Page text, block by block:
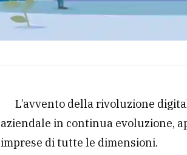
L’avvento della rivoluzione
aziendale in continua evoluzione,
imprese di tutte le dimensioni.